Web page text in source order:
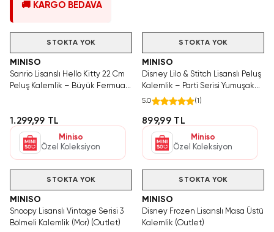
🚚 KARGO BEDAVA
STOKTA YOK
MINISO
Sanrio Lisanslı Hello Kitty 22 Cm
Peluş Kalemlik – Büyük Fermuarlı
1.299,99 TL
Miniso
Özel Koleksiyon
STOKTA YOK
MINISO
Disney Lilo & Stitch Lisanslı Peluş
Kalemlik – Parti Serisi Yumuşak
Tasarım
5.0 (1 )
899,99 TL
Miniso
Özel Koleksiyon
STOKTA YOK
MINISO
Snoopy Lisanslı Vintage Serisi 3
Bölmeli Kalemlik (Mor) (Outlet)
STOKTA YOK
MINISO
Disney Frozen Lisanslı Masa Üstü
Kalemlik (Outlet)